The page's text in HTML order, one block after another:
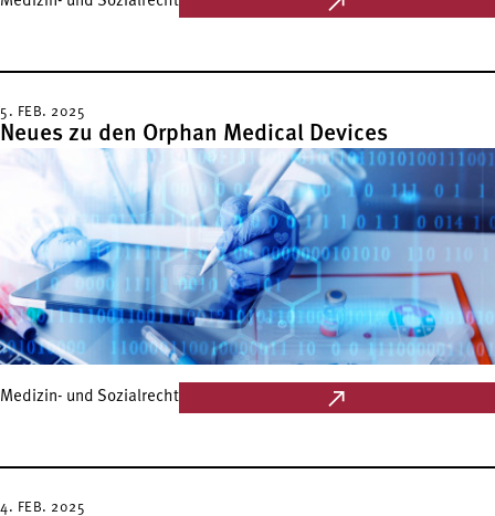
5. FEB. 2025
Neues zu den Orphan Medical Devices
Medizin- und Sozialrecht
4. FEB. 2025